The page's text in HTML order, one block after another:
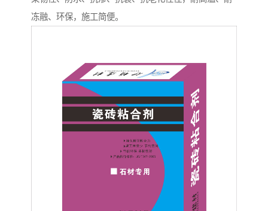
冻融、环保，施工简便。